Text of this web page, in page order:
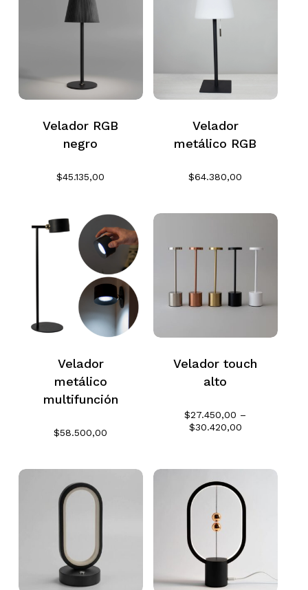
No hay productos en el
Velador RGB
negro
$45.135,00
Velador
metálico RGB
$64.380,00
Velador
metálico
multifunción
$58.500,00
Velador touch
alto
$27.450,00 –
$30.420,00Rango
$27.450,00
$30.420,00